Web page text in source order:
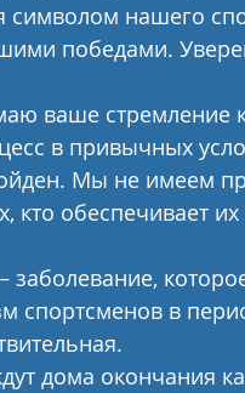
символом нашего
победами.
ваше стремление
в привычных
Мы не имеем
кто обеспечивает
спортсменов в
дома окончания